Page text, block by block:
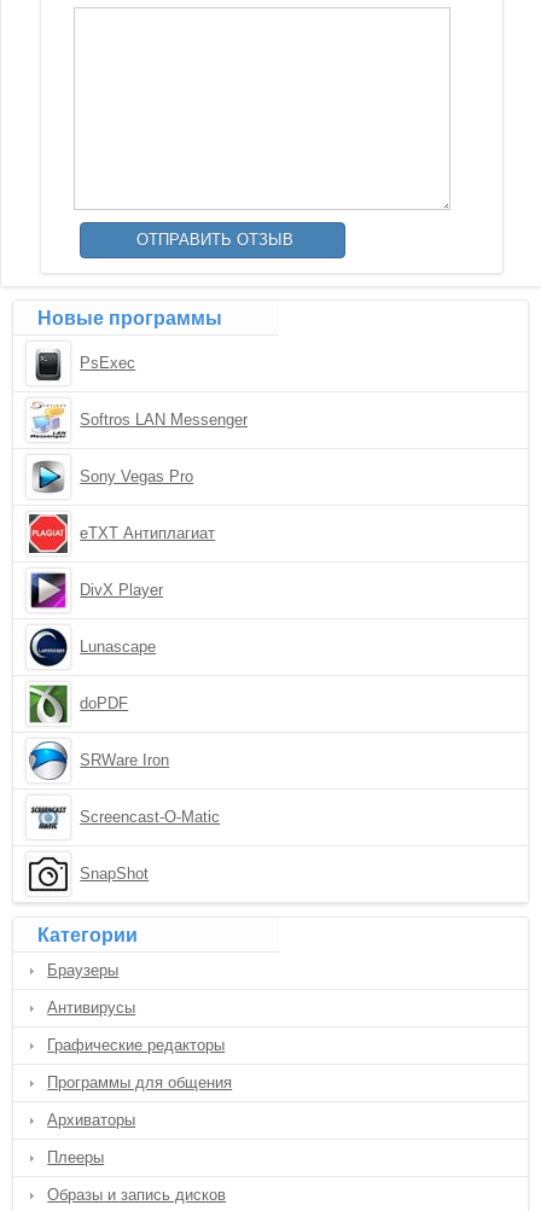
Новые программы
PsExec
Softros LAN Messenger
Sony Vegas Pro
eTXT Антиплагиат
DivX Player
Lunascape
doPDF
SRWare Iron
Screencast-O-Matic
SnapShot
Категории
Браузеры
Антивирусы
Графические редакторы
Программы для общения
Архиваторы
Плееры
Образы и запись дисков